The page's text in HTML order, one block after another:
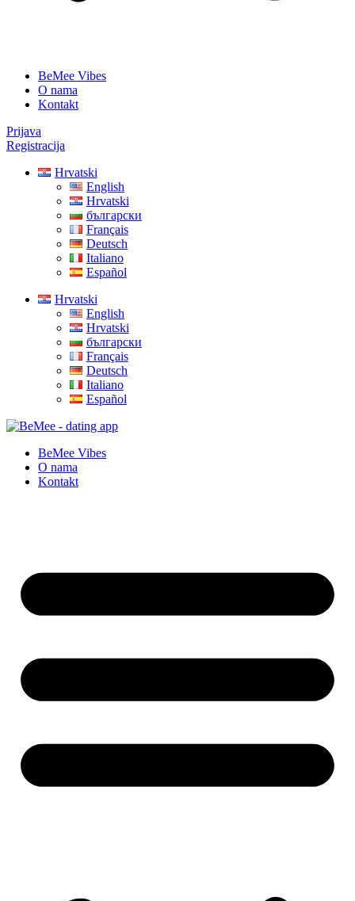
BeMee Vibes
O nama
Kontakt
Prijava
Registracija
Hrvatski
English
Hrvatski
български
Français
Deutsch
Italiano
Español
Hrvatski
English
Hrvatski
български
Français
Deutsch
Italiano
Español
BeMee Vibes
O nama
Kontakt